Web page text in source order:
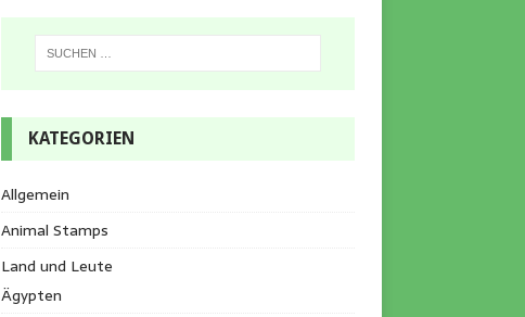
KATEGORIEN
Allgemein
Animal Stamps
Land und Leute
Ägypten